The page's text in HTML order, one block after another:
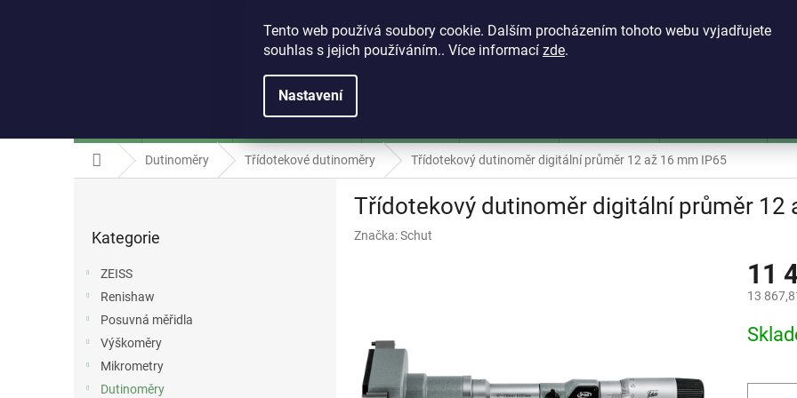
Tento web používá soubory cookie. Dalším procházením tohoto webu vyjadřujete
souhlas s jejich používáním.. Více informací zde.
Nastavení
Domů Dutinoměry Třídotekové dutinoměry Třídotekový dutinoměr digitální průměr 12 až 16 mm IP65
kategorie
Kategorie
ZEISS
Renishaw
Posuvná měřidla
Výškoměry
Mikrometry
Dutinoměry
Třídotekový dutinoměr digitální průměr 12
Značka:Schut
11
13
cena: